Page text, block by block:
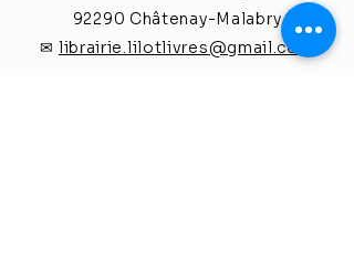
92290 Châtenay-M alabry
✉ librairie.lilotlivres@gmail.com